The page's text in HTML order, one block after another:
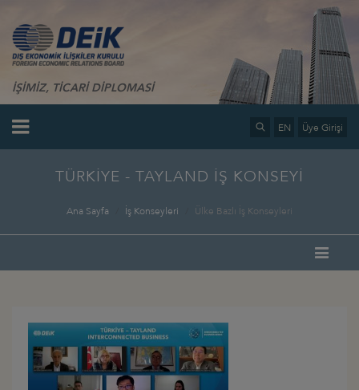
İŞİMİZ, TİCARİ DİPLOMASİ
EN Üye Girişi
TÜRKİYE - TAYLAND İŞ KONSEYİ
Ana Sayfa İş Konseyleri Ülke Bazlı İş Konseyleri